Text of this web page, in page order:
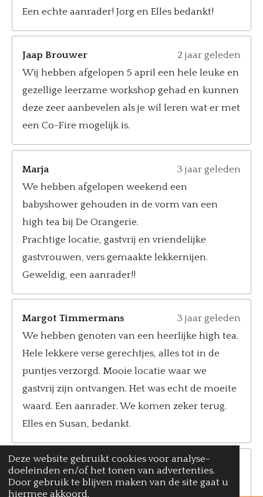
Deze website gebruikt cookies voor analyse-
doeleinden en/of het tonen van advertenties.
Door gebruik te blijven maken van de site gaat u
hiermee akkoord.
Een echte aanrader! Jorg en Elles bedankt!
Jaap Brouwer
2 jaar geleden
Wij hebben afgelopen 5 april een hele leuke en
gezellige leerzame workshop gehad en kunnen
deze zeer aanbevelen als je wil leren wat er met
een Co-Fire mogelijk is.
Marja
3 jaar geleden
We hebben afgelopen weekend een
babyshower gehouden in de vorm van een
high tea bij De Orangerie.
Prachtige locatie, gastvrij en vriendelijke
gastvrouwen, vers gemaakte lekkernijen.
Geweldig, een aanrader!!
Margot Timmermans
3 jaar geleden
We hebben genoten van een heerlijke high tea.
Hele lekkere verse gerechtjes, alles tot in de
puntjes verzorgd. Mooie locatie waar we
gastvrij zijn ontvangen. Het was echt de moeite
waard. Een aanrader. We komen zeker terug.
Elles en Susan, bedankt.
Helma en Dianne
4 jaar geleden
Wat een heerlijke high-tea hebben we gehad,